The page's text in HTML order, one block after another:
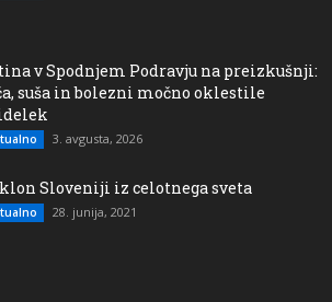
v Spodnjem Podravju na preizkušnji:
suša in bolezni močno oklestile
3. avgusta, 2026
Sloveniji iz celotnega sveta
28. junija, 2021